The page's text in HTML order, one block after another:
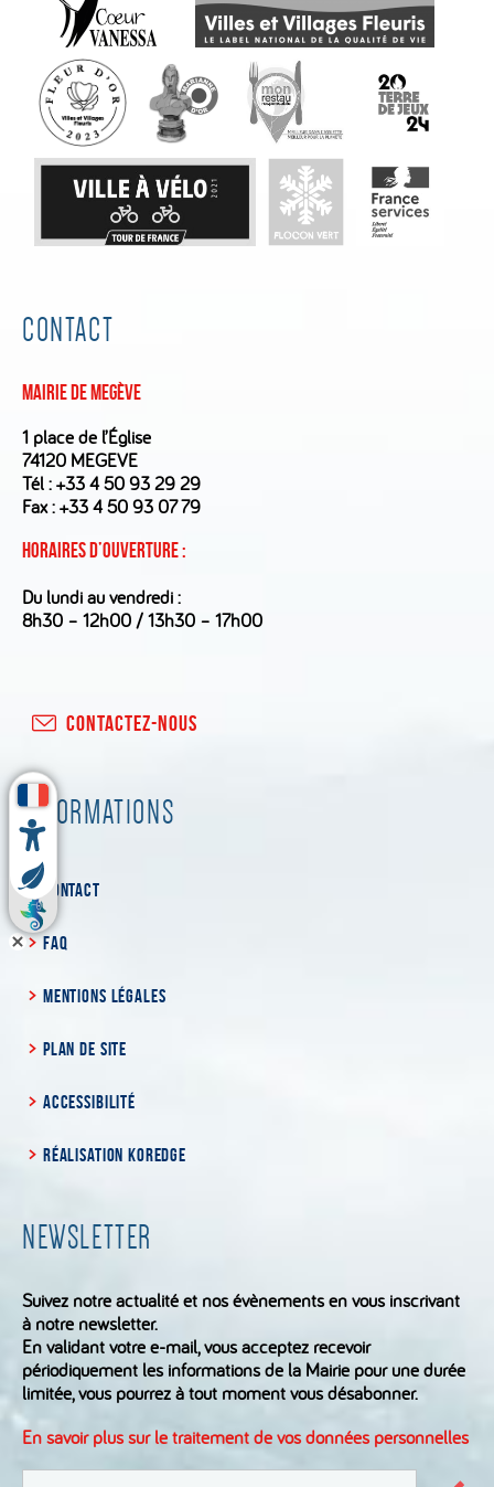
CONTACT
Mairie de Megève
1 place de l’Église
74120 MEGEVE
Tél :+33 4 50 93 29 29
Fax : +33 4 50 93 07 79
Horaires d’ouverture :
Du lundi au vendredi :
8h30 – 12h00 / 13h30 – 17h00
CONTACTEZ-NOUS
INFORMATIONS
CONTACT
FAQ
MENTIONS LÉGALES
PLAN DE SITE
ACCESSIBILITÉ
RÉALISATION KOREDGE
NEWSLETTER
Suivez notre actualité et nos évènements en vous inscrivant
à notre newsletter.
En validant votre e-mail, vous acceptez recevoir
périodiquement les informations de la Mairie pour une durée
limitée, vous pourrez à tout moment vous désabonner.
En savoir plus sur le traitement de vos données personnelles